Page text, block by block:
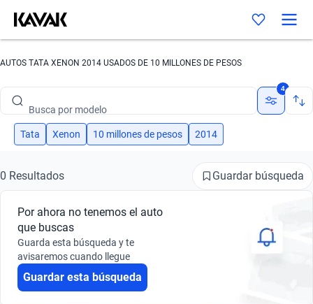
AUTOS TATA XENON 2014 USADOS DE 10 MILLONES DE PESOS
Busca por versión
Busca por marca
Busca por modelo
Busca por versión
4
Tata Xenon 10 millones de pesos 2014
0 Resultados Guardar búsqueda
Por ahora no tenemos el auto
que buscas
Guarda esta búsqueda y te
avisaremos cuando llegue
Guardar esta búsqueda